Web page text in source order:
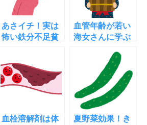
あさイチ！実は
怖い鉄分不足貧
処法
血管年齢が若い
海女さんに学ぶ
は!みんなの家庭
血栓溶解剤は体
夏野菜効果！き